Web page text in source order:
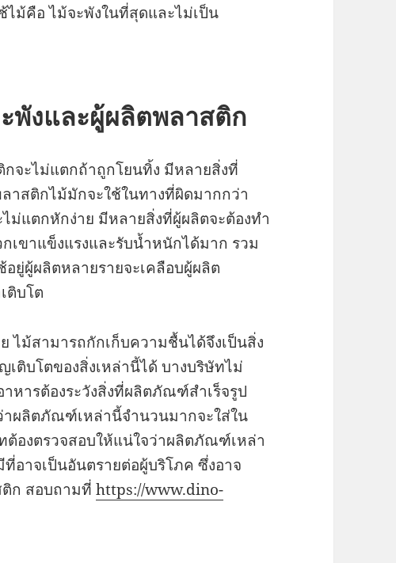
ม้คือ ไม้จะพังในที่สุดและไม่เป็น
พังและผู้ผลิตพลาสติก
จะไม่แตกถ้าถูกโยนทิ้ง มีหลายสิ่งที่
สติกไม้มักจะใช้ในทางที่ผิดมากกว่า
ม่แตกหักง่าย มีหลายสิ่งที่ผู้ผลิตจะต้องทำ
เขาแข็งแรงและรับน้ำหนักได้มาก รวม
ยู่ผู้ผลิตหลายรายจะเคลือบผู้ผลิต
ติบโต
ไม้สามารถกักเก็บความชื้นได้จึงเป็นสิ่ง
ติบโตของสิ่งเหล่านี้ได้ บางบริษัทไม่
หารต้องระวังสิ่งที่ผลิตภัณฑ์สำเร็จรูป
ผลิตภัณฑ์เหล่านี้จำนวนมากจะใส่ใน
ต้องตรวจสอบให้แน่ใจว่าผลิตภัณฑ์เหล่า
อาจเป็นอันตรายต่อผู้บริโภค ซึ่งอาจ
ติก สอบถามที่https://www.dino-